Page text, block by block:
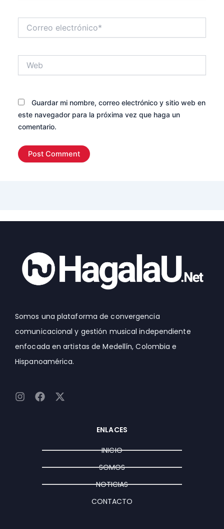
electrónico*
Guardar mi nombre, correo electrónico y sitio web en
este navegador para la próxima vez que haga un
comentario.
Somos una plataforma de convergencia
comunicacional y gestión musical independiente
enfocada en artistas de Medellín, Colombia e
Hispanoamérica.
I
F
k
X
e
ENLACES
INICIO
SOMOS
NOTICIAS
CONTACTO